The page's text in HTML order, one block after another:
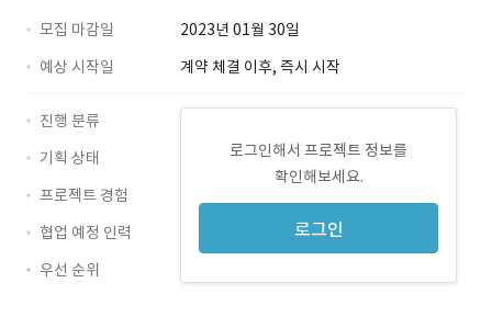
모집 마감일
2023년 01월 30일
예상 시작일
계약 체결 이후, 즉시 시작
로그인해서 프로젝트 정보를
확인해보세요.
로그인
진행 분류
기획 상태
프로젝트 경험
협업 예정 인력
우선 순위